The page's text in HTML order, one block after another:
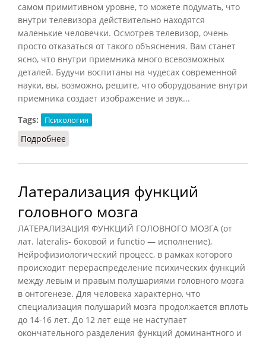
самом примитивном уровне, то можете подумать, что
внутри телевизора действительно находятся
маленькие человечки. Осмотрев телевизор, очень
просто отказаться от такого объяснения. Вам станет
ясно, что внутри приемника много всевозможных
деталей. Будучи воспитаны на чудесах современной
науки, вы, возможно, решите, что оборудование внутри
приемника создает изображение и звук...
Tags:
Психология
Подробнее
Латерализация функций
головного мозга
ЛАТЕРАЛИЗАЦИЯ ФУНКЦИЙ ГОЛОВНОГО МОЗГА (от
лат. lateralis- боковой и functio — исполнение),
Нейрофизиологический процесс, в рамках которого
происходит перераспределение психических функций
между левым и правым полушариями головного мозга
в онтогенезе. Для человека характерно, что
специализация полушарий мозга продолжается вплоть
до 14-16 лет. До 12 лет еще не наступает
окончательного разделения функций доминантного и